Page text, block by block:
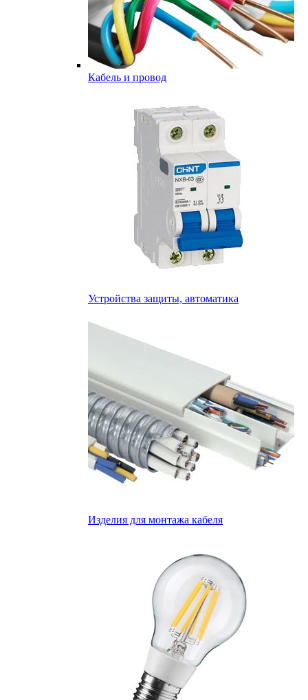
Кабель и провод
Устройства защиты, автоматика
Изделия для монтажа кабеля